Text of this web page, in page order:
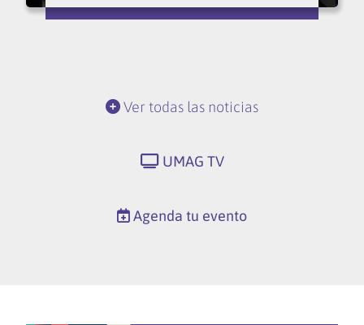
Ver todas las noticias
UMAG TV
Agenda tu evento